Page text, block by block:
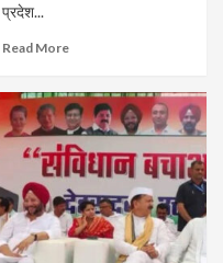
प्रदेश...
Read More